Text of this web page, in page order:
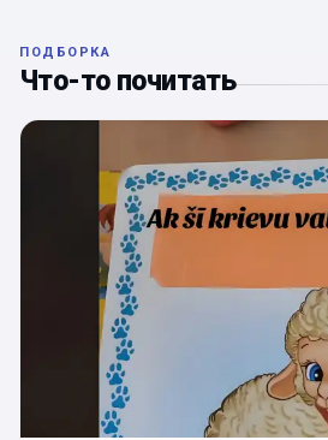
ПОДБОРКА
Что-то почитать